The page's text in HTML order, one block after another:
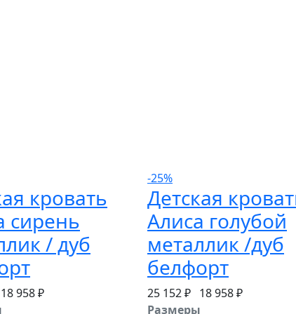
кровать
сирень
/ дуб
18 958 ₽
-25%
Детская
Алиса голубой
металлик /дуб
белфорт
25 152 ₽ 18 958 ₽
Размеры